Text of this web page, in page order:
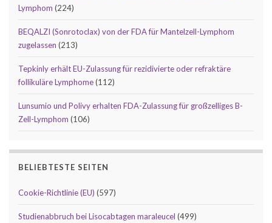
Lymphom (224)
BEQALZI (Sonrotoclax) von der FDA für Mantelzell-Lymphom
zugelassen (213)
Tepkinly erhält EU-Zulassung für rezidivierte oder refraktäre
follikuläre Lymphome(112)
Lunsumio und Polivy erhalten FDA-Zulassung für großzelliges B-
Zell-Lymphom (106)
BELIEBTESTE SEITEN
Cookie-Richtlinie (EU) (597)
Studienabbruch bei Lisocabtagen maraleucel (499)